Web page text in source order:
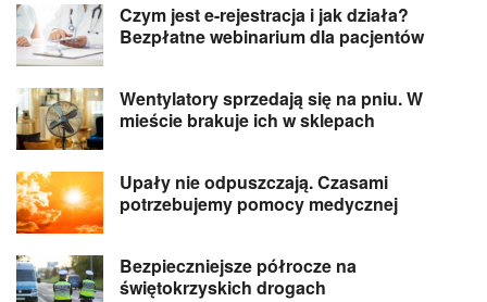
Czym jest e-rejestracja i jak działa?
Bezpłatne webinarium dla pacjentów
Wentylatory sprzedają się na pniu. W
mieście brakuje ich w sklepach
Upały nie odpuszczają. Czasami
potrzebujemy pomocy medycznej
Bezpieczniejsze półrocze na
świętokrzyskich drogach